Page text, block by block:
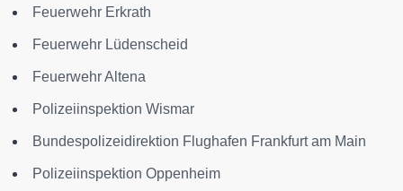
Feuerwehr Erkrath
Feuerwehr Lüdenscheid
Feuerwehr Altena
Polizeiinspektion Wismar
Bundespolizeidirektion Flughafen Frankfurt am Main
Polizeiinspektion Oppenheim